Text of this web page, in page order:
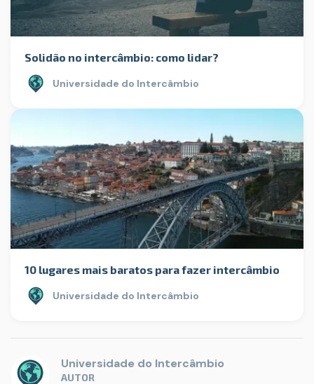
Solidão no intercâmbio: como lidar?
Universidade do Intercâmbio
10 lugares mais baratos para fazer intercâmbio
Universidade do Intercâmbio
Universidade do Intercâmbio
AUTOR